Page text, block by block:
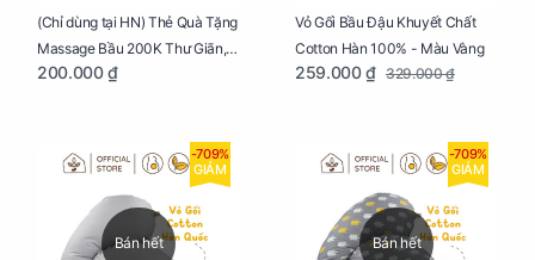
(Chỉ dùng tại HN) Thẻ Quà Tặng
Massage Bầu 200K Thư Giãn,
Tăng Tuần Hoàn Máu, Ngủ
200.000 ₫
Vỏ Gối Bầu Đậu Khuyết Chất
Cotton Hàn 100% - Màu Vàng
259.000 ₫ 329.000 ₫
Bán hết
-709%
GIẢM
Bán hết
-709%
GIẢM